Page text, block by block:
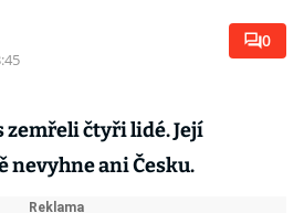
0
zemřeli čtyři lidé. Její
nevyhne ani Česku.